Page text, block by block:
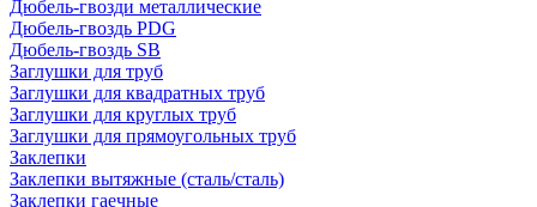
Дюбель-гвозди металлические
Дюбель-гвоздь PDG
Дюбель-гвоздь SB
Заглушки для труб
Заглушки для квадратных труб
Заглушки для круглых труб
Заглушки для прямоугольных труб
Заклепки
Заклепки вытяжные (сталь/сталь)
Заклепки гаечные